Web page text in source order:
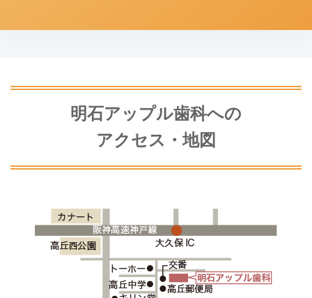
明石アップル歯科への
アクセス・地図